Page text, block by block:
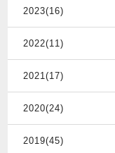
2023(16)
2022(11)
2021(17)
2020(24)
2019(45)